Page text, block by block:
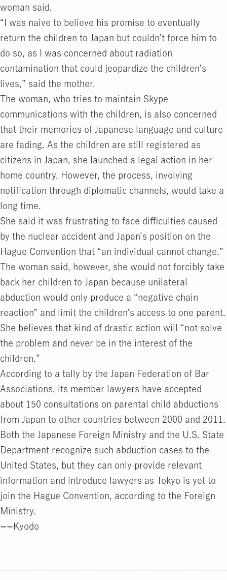
woman said.
“I was naive to believe his promise to eventually
return the children to Japan but couldn’t force him to
do so, as I was concerned about radiation
contamination that could jeopardize the children’s
lives,” said the mother.
The woman, who tries to maintain Skype
communications with the children, is also concerned
that their memories of Japanese language and culture
are fading. As the children are still registered as
citizens in Japan, she launched a legal action in her
home country. However, the process, involving
notification through diplomatic channels, would take a
long time.
She said it was frustrating to face difficulties caused
by the nuclear accident and Japan’s position on the
Hague Convention that “an individual cannot change.”
The woman said, however, she would not forcibly take
back her children to Japan because unilateral
abduction would only produce a “negative chain
reaction” and limit the children’s access to one parent.
She believes that kind of drastic action will “not solve
the problem and never be in the interest of the
children.”
According to a tally by the Japan Federation of Bar
Associations, its member lawyers have accepted
about 150 consultations on parental child abductions
from Japan to other countries between 2000 and 2011.
Both the Japanese Foreign Ministry and the U.S. State
Department recognize such abduction cases to the
United States, but they can only provide relevant
information and introduce lawyers as Tokyo is yet to
join the Hague Convention, according to the Foreign
Ministry.
==Kyodo